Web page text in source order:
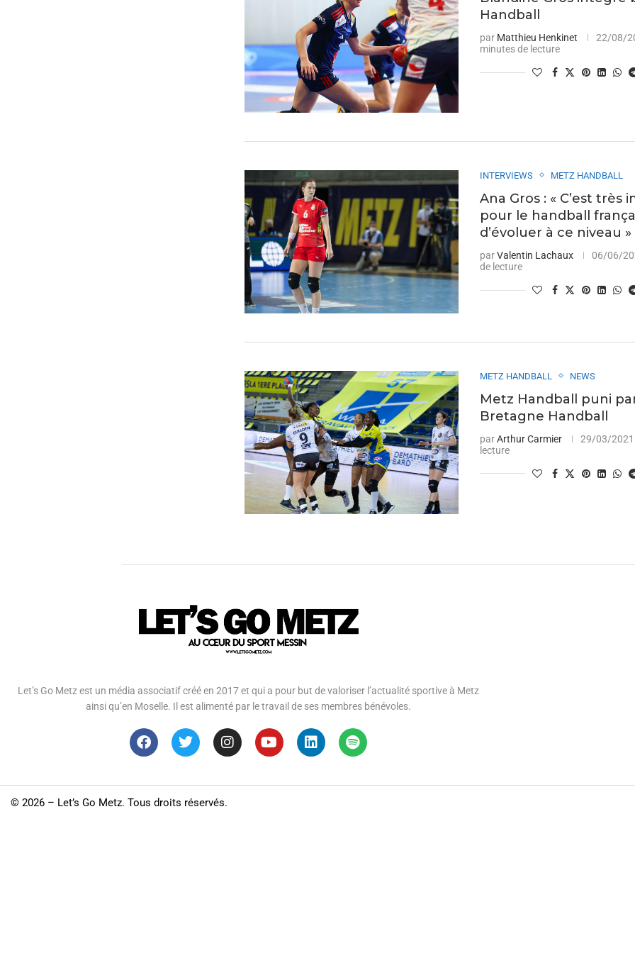
Handball
par Matthieu Henkinet
22/08/
minutes de lecture
INTERVIEWS METZ HANDBALL
Ana Gros : « C’est très
pour le handball
d’évoluer à ce niveau »
parValentin Lachaux
06/06/
de lecture
METZ HANDBALL NEWS
Metz Handball puni
Bretagne Handball
parArthur Carmier
29/03/2021
lecture
Let’s Go Metz est un média associatif créé en 2017 et qui a pour but de valoriser l’actualité sportive à Metz
ainsi qu’en Moselle. Il est alimenté par le travail de ses membres bénévoles.
© 2026 – Let’s Go Metz. Tous droits réservés.